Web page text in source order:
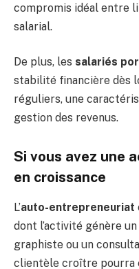
compromis idéal entre
salarial.
De plus, les salariés
stabilité financière dès
réguliers, une
gestion des revenus.
Si vous avez une
en croissance
L’auto-entrepreneuriat
dont l’activité génère
graphiste ou un
clientèle croître pourra